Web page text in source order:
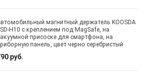
магнитный держатель KOOSDA
H10 с креплением под MagSafe, на
присоске для смартфона, на
панель, цвет черно серебристый
руб.